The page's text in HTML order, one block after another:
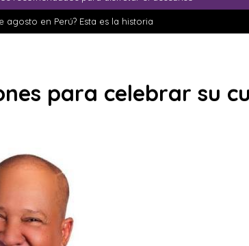
agosto en Perú? Esta es la historia
para celebrar su